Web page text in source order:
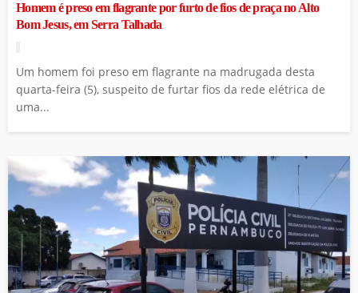
Homem é preso em flagrante por furto de fios de praça no Alto
Bom Jesus, em Serra Talhada
Um homem foi preso em flagrante na madrugada desta
quarta-feira (5), suspeito de furtar fios da rede elétrica de
uma...